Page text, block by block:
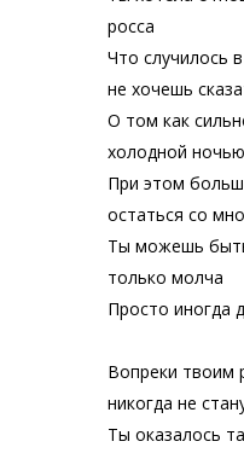
росса
Что случилось
не хочешь
О том как
холодной ночью
При этом
остаться со
Ты можешь
только молча
Просто иногда
Вопреки твоим
никогда не
Ты оказалось